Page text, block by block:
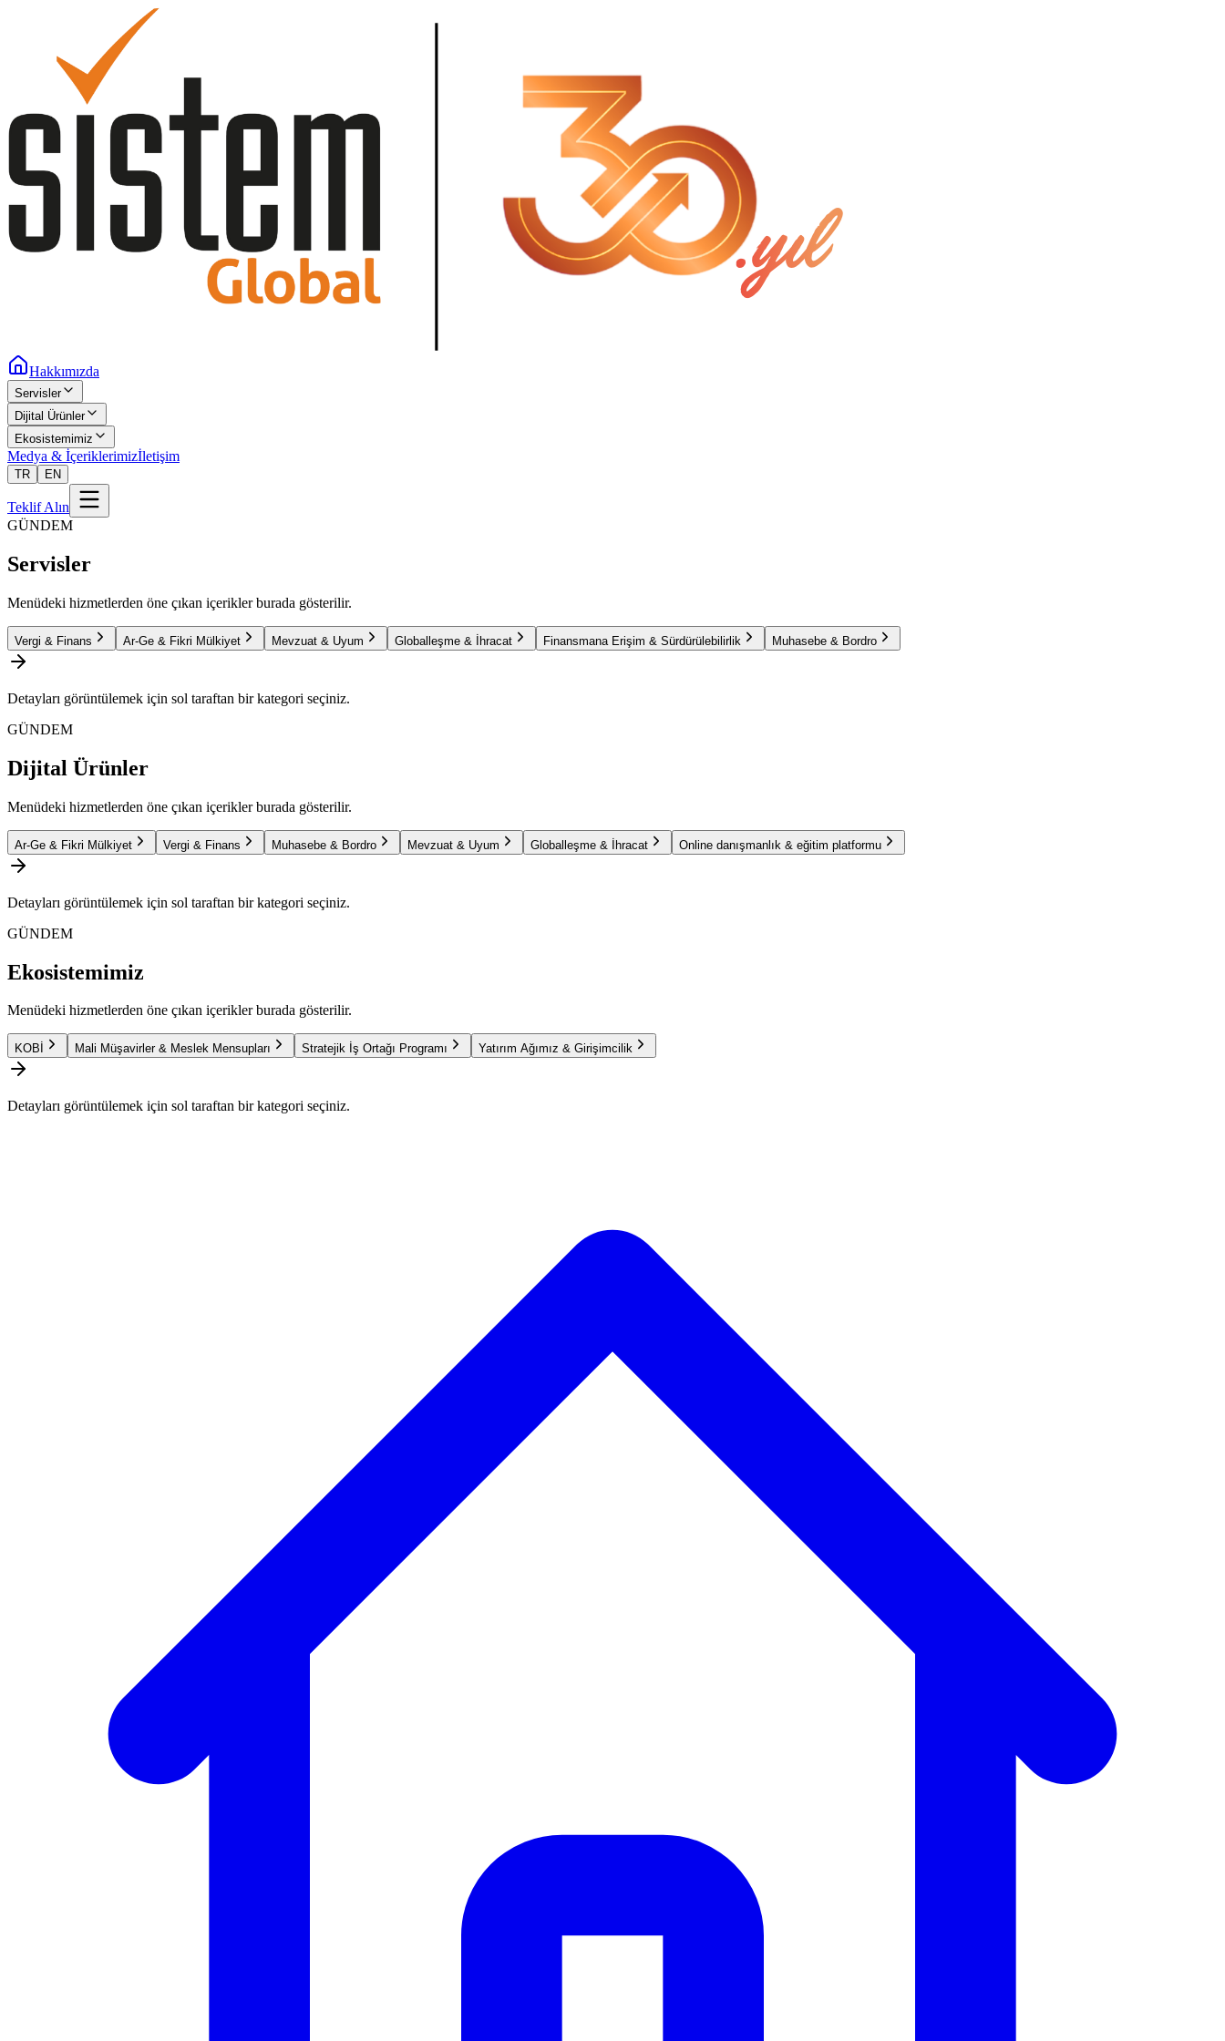
Hakkımızda
Servisler
Dijital Ürünler
Ekosistemimiz
Medya & İçeriklerimizİletişim
TR EN
Teklif Alın
GÜNDEM
Servisler
Menüdeki hizmetlerden öne çıkan içerikler burada gösterilir.
Vergi & Finans Ar-Ge & Fikri Mülkiyet Mevzuat & Uyum Globalleşme & İhracat Finansmana Erişim & Sürdürülebilirlik Muhasebe & Bordro
Detayları görüntülemek için sol taraftan bir kategori seçiniz.
GÜNDEM
Dijital Ürünler
Menüdeki hizmetlerden öne çıkan içerikler burada gösterilir.
Ar-Ge & Fikri Mülkiyet Vergi & Finans Muhasebe & Bordro Mevzuat & Uyum Globalleşme & İhracat Online danışmanlık & eğitim platformu
Detayları görüntülemek için sol taraftan bir kategori seçiniz.
GÜNDEM
Ekosistemimiz
Menüdeki hizmetlerden öne çıkan içerikler burada gösterilir.
KOBİ Mali Müşavirler & Meslek Mensupları Stratejik İş Ortağı Programı Yatırım Ağımız & Girişimcilik
Detayları görüntülemek için sol taraftan bir kategori seçiniz.